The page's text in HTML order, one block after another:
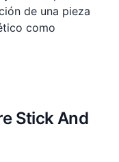
de una pieza
como
Stick And